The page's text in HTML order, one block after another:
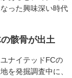
った興味深い時代
骸骨が出土
ナイテッドFCの
を発掘調査中に、